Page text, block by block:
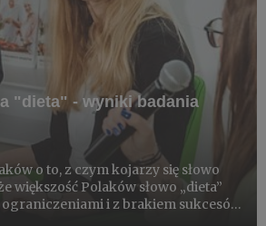
"dieta" - wyniki badania
o to, z czym kojarzy się słowo
większość Polaków słowo „dieta”
i z brakiem sukcesów.